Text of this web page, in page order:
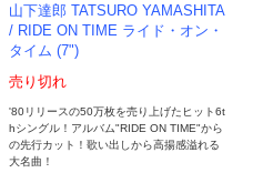
山下達郎 TATSURO YAMASHITA
/ RIDE ON TIME ライド・オン・
タイム (7")
売り切れ
'80リリースの50万枚を売り上げたヒット6t
hシングル！アルバム"RIDE ON TIME"から
の先行カット！歌い出しから高揚感溢れる
大名曲！